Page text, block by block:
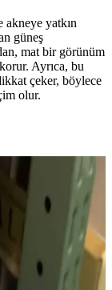
akneye yatkın
güneş
mat bir görünüm
Ayrıca, bu
çeker, böylece
olur.
ve
Nedenleri,
tedavi yöntemleri